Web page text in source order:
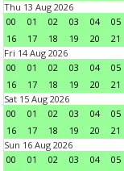
Thu 13 Aug 2026
00
01 02 03 04 05
16
17 18 19 20 21
Fri 14 Aug 2026
00
01 02 03 04 05
16
17 18 19 20 21
Sat 15 Aug 2026
00
01 02 03 04 05
16
17 18 19 20 21
Sun 16 Aug 2026
00
01 02 03 04 05